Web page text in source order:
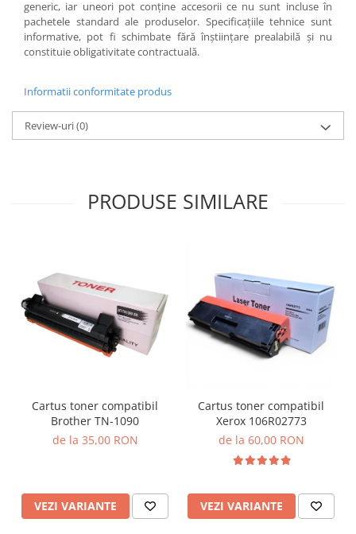
generic, iar uneori pot conţine accesorii ce nu sunt incluse în
pachetele standard ale produselor. Specificaţiile tehnice sunt
informative, pot fi schimbate fără înştiinţare prealabilă şi nu
constituie obligativitate contractuală.
Informatii conformitate produs
Review-uri(0)
PRODUSE SIMILARE
Cartus toner compatibil
Brother TN-1090
de la 35,00 RON
VEZI VARIANTE
Cartus toner compatibil
Xerox 106R02773
de la 60,00 RON
VEZI VARIANTE